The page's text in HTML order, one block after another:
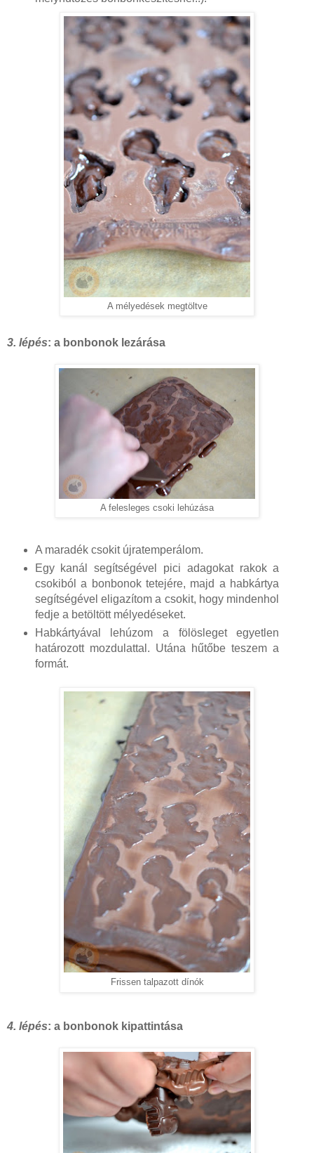
A mélyedések megtöltve
3. lépés: a bonbonok lezárása
A felesleges csoki lehúzása
A maradék csokit újratemperálom.
Egy kanál segítségével pici adagokat rakok a
csokiból a bonbonok tetejére, majd a habkártya
segítségével eligazítom a csokit, hogy mindenhol
fedje a betöltött mélyedéseket.
Habkártyával lehúzom a fölösleget egyetlen
határozott mozdulattal. Utána hűtőbe teszem a
formát.
Frissen talpazott dínók
4. lépés: a bonbonok kipattintása